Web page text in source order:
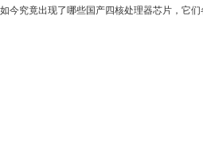
如今究竟出现了哪些国产四核处理器芯片，它